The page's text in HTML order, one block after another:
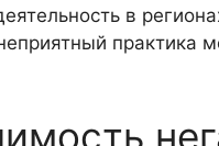
в
практика